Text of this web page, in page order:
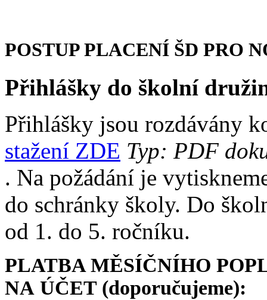
POSTUP PLACENÍ ŠD PRO
Přihlášky do školní
Přihlášky jsou rozdávány
stažení ZDE Typ: PDF
. Na požádání je
do schránky školy. Do
od 1. do 5. ročníku.
PLATBA MĚSÍČNÍHO
NA ÚČET (doporučujeme):